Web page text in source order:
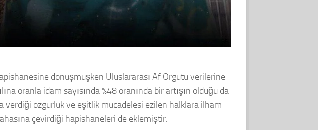
dönüşmüşken Uluslararası Af Örgütü verilerine
oranla idam sayısında %48 oranında bir artışın olduğu da
verdiği özgürlük ve eşitlik mücadelesi ezilen halklara ilham
çevirdiği hapishaneleri de eklemiştir.